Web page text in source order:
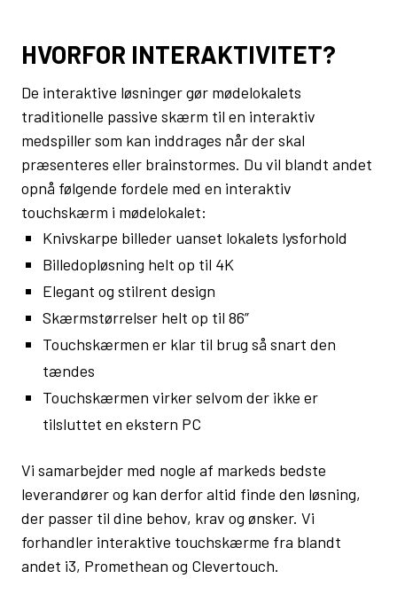
HVORFOR INTERAKTIVITET?
De interaktive løsninger gør mødelokalets
traditionelle passive skærm til en interaktiv
medspiller som kan inddrages når der skal
præsenteres eller brainstormes. Du vil blandt andet
opnå følgende fordele med en interaktiv
touchskærm i mødelokalet:
Knivskarpe billeder uanset lokalets lysforhold
Billedopløsning helt op til 4K
Elegant og stilrent design
Skærmstørrelser helt op til 86”
Touchskærmen er klar til brug så snart den
tændes
Touchskærmen virker selvom der ikke er
tilsluttet en ekstern PC
Vi samarbejder med nogle af markeds bedste
leverandører og kan derfor altid finde den løsning,
der passer til dine behov, krav og ønsker. Vi
forhandler interaktive touchskærme fra blandt
andet i3, Promethean og Clevertouch.